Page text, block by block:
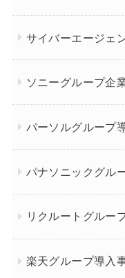
サイバーエージェ
ソニーグループ企
パーソルグループ
パナソニックグル
リクルートグルー
楽天グループ導入